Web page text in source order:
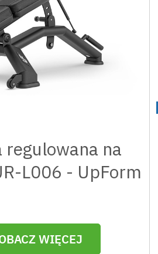
regulowana na
L006 - UpForm
WIĘCEJ